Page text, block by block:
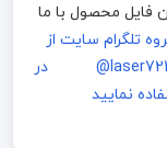
فایل محصول با ما
تلگرام سایت از
در
نمایید